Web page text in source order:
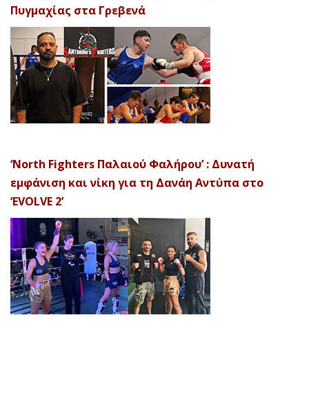
Πυγμαχίας στα Γρεβενά
‘North Fighters Παλαιού Φαλήρου’ : Δυνατή
εμφάνιση και νίκη για τη Δανάη Αντύπα στο
‘EVOLVE 2’